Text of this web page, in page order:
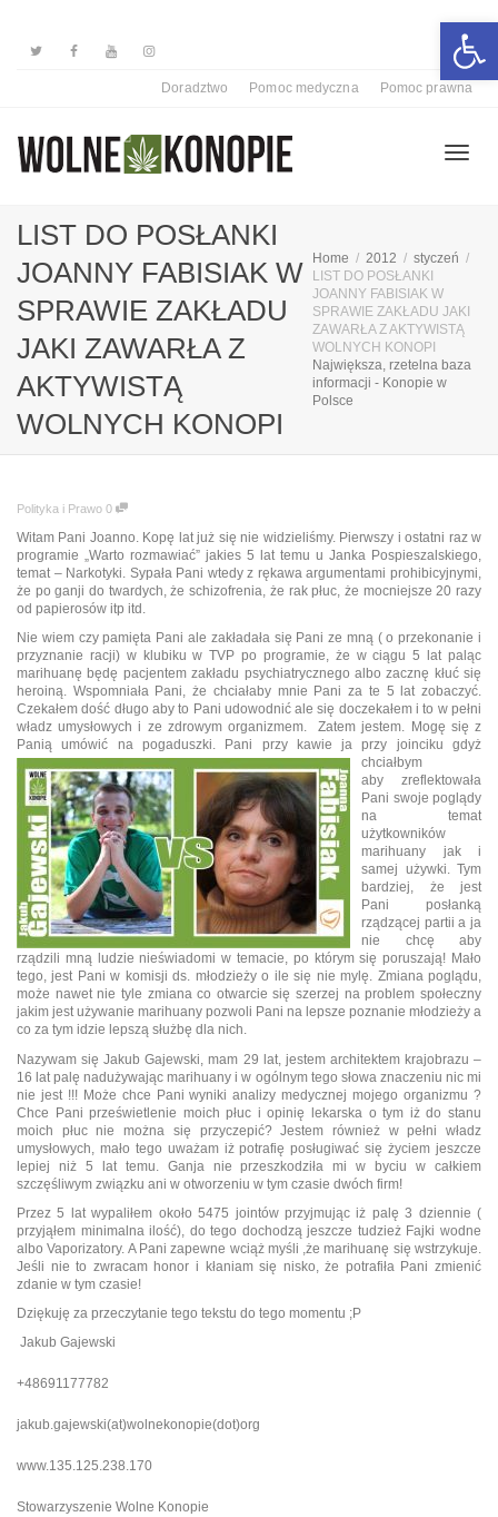
Doradztwo Pomoc medyczna Pomoc prawna
LIST DO POSŁANKI
JOANNY FABISIAK W
SPRAWIE ZAKŁADU
JAKI ZAWARŁA Z
AKTYWISTĄ
WOLNYCH KONOPI
Home 2012
styczeń
LIST DO POSŁANKI
JOANNY FABISIAK W
SPRAWIE ZAKŁADU JAKI
ZAWARŁA Z AKTYWISTĄ
WOLNYCH KONOPI
Największa, rzetelna baza
informacji - Konopie w
Polsce
Polityka i Prawo 0
Witam Pani Joanno. Kopę lat już się nie widzieliśmy. Pierwszy i ostatni raz w
programie „Warto rozmawiać” jakies 5 lat temu u Janka Pospieszalskiego,
temat – Narkotyki. Sypała Pani wtedy z rękawa argumentami prohibicyjnymi,
że po ganji do twardych, że schizofrenia, że rak płuc, że mocniejsze 20 razy
od papierosów itp itd.
Nie wiem czy pamięta Pani ale zakładała się Pani ze mną ( o przekonanie i
przyznanie racji) w klubiku w TVP po programie, że w ciągu 5 lat paląc
marihuanę będę pacjentem zakładu psychiatrycznego albo zacznę kłuć się
heroiną. Wspomniała Pani, że chciałaby mnie Pani za te 5 lat zobaczyć.
Czekałem dość długo aby to Pani udowodnić ale się doczekałem i to w pełni
władz umysłowych i ze zdrowym organizmem. Zatem jestem. Mogę się z
Panią umówić na pogaduszki. Pani przy kawie ja przy joinciku gdyż
chciałbym
aby zreflektowała
Pani swoje poglądy
na temat
użytkowników
marihuany jak i
samej używki. Tym
bardziej, że jest
Pani posłanką
rządzącej partii a ja
nie chcę aby
rządzili mną ludzie nieświadomi w temacie, po którym się poruszają! Mało
tego, jest Pani w komisji ds. młodzieży o ile się nie mylę. Zmiana poglądu,
może nawet nie tyle zmiana co otwarcie się szerzej na problem społeczny
jakim jest używanie marihuany pozwoli Pani na lepsze poznanie młodzieży a
co za tym idzie lepszą służbę dla nich.
Nazywam się Jakub Gajewski, mam 29 lat, jestem architektem krajobrazu –
16 lat palę nadużywając marihuany i w ogólnym tego słowa znaczeniu nic mi
nie jest !!! Może chce Pani wyniki analizy medycznej mojego organizmu ?
Chce Pani prześwietlenie moich płuc i opinię lekarska o tym iż do stanu
moich płuc nie można się przyczepić? Jestem również w pełni władz
umysłowych, mało tego uważam iż potrafię posługiwać się życiem jeszcze
lepiej niż 5 lat temu. Ganja nie przeszkodziła mi w byciu w całkiem
szczęśliwym związku ani w otworzeniu w tym czasie dwóch firm!
Przez 5 lat wypaliłem około 5475 jointów przyjmując iż palę 3 dziennie (
przyjąłem minimalna ilość), do tego dochodzą jeszcze tudzież Fajki wodne
albo Vaporizatory. A Pani zapewne wciąż myśli ,że marihuanę się wstrzykuje.
Jeśli nie to zwracam honor i kłaniam się nisko, że potrafiła Pani zmienić
zdanie w tym czasie!
Dziękuję za przeczytanie tego tekstu do tego momentu ;P
Jakub Gajewski
+48691177782
jakub.gajewski(at)wolnekonopie(dot)org
www.135.125.238.170
Stowarzyszenie Wolne Konopie